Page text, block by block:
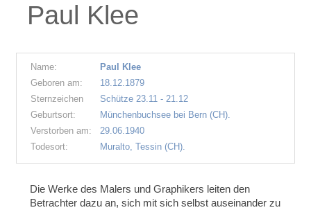
Paul Klee
Name:
Paul Klee
Geboren am:
18.12.1879
Sternzeichen
Schütze 23.11 - 21.12
Geburtsort:
Münchenbuchsee bei Bern (CH).
Verstorben am:
29.06.1940
Todesort:
Muralto, Tessin (CH).
Die Werke des Malers und Graphikers leiten den
Betrachter dazu an, sich mit sich selbst auseinander zu